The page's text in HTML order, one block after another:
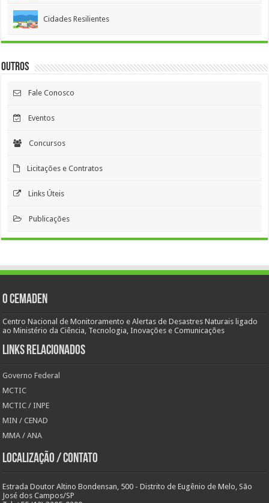
Cidades Resilientes
Outros
Fale Conosco
Eventos
Concursos
Licitações e Contratos
Links Úteis
Publicações
O Cemaden
Centro Nacional de Monitoramento e Alertas de Desastres Naturais ligado
ao Ministério da Ciência, Tecnologia, Inovações e Comunicações
Links Relacionados
Governo Federal
MCTIC
MCTIC / INPE
MIN / CENAD
MMA / ANA
Localização / Contato
Estrada Doutor Altino Bondensan, 500 - Distrito de Eugênio de Melo, São
José dos Campos/SP